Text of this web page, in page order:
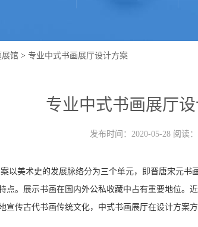
展馆 > 专业中式书画展厅设计方案
专业中式书画展厅
发布时间：2020-05-28 阅读
以美术史的发展脉络分为三个单元，即晋唐宋元
点。展示书画在国内外公私收藏中占有重要地位。
宣传古代书画传统文化，中式书画展厅在设计方案